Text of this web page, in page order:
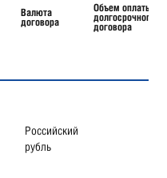
Валюта
договора
Объем оплаты
долгосрочного
договора
Российский
рубль